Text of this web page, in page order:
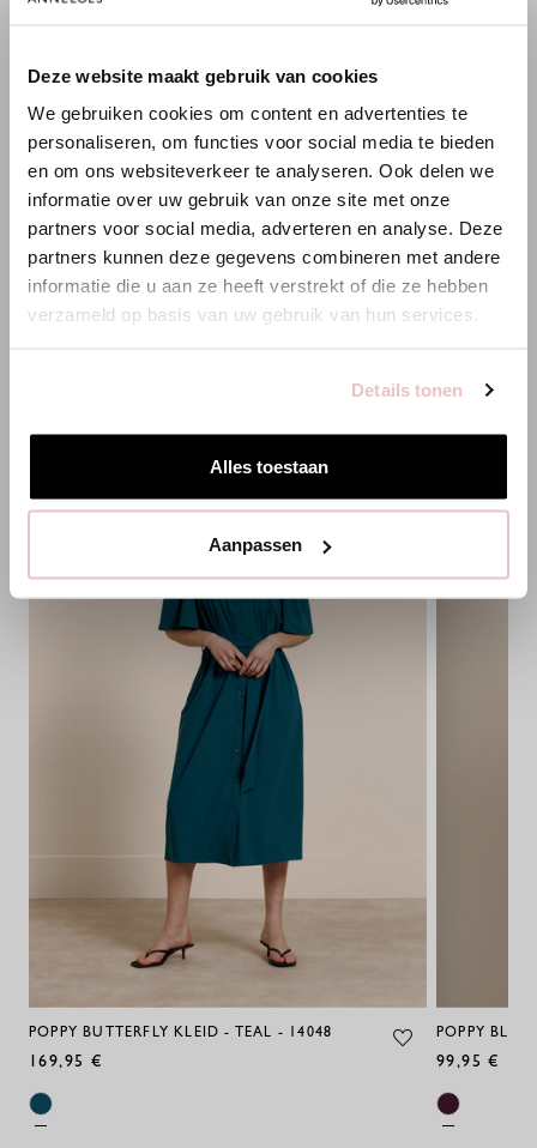
Deze website maakt gebruik van cookies
We gebruiken cookies om content en advertenties te
personaliseren, om functies voor social media te bieden
en om ons websiteverkeer te analyseren. Ook delen we
informatie over uw gebruik van onze site met onze
partners voor social media, adverteren en analyse. Deze
partners kunnen deze gegevens combineren met andere
informatie die u aan ze heeft verstrekt of die ze hebben
verzameld op basis van uw gebruik van hun services.
Details tonen
Alles toestaan
Aanpassen
pro Artikel den
vom Rohstoff bis zum Shop, damit du
Auswirkungen kontinuierlich zu senken.
Mehr über Nachhaltigkeit lesen
Wasser
2.98 m3
Emissionen
2.84 kg CO2
Energie
13.04 kWh
POPPY BUTTERFLY KLEID - TEAL - 14048
169,95 €
POPPY
99,95 €
WILLKOMMEN BEI STUDIO
ANNELOES
Es scheint, dass du uns von einem anderen Land aus
Bist du am richtigen Ort?
Zur niederländischen Seite wechseln